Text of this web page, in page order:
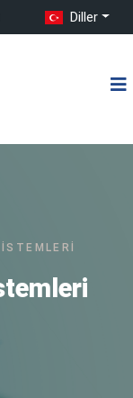
Diller